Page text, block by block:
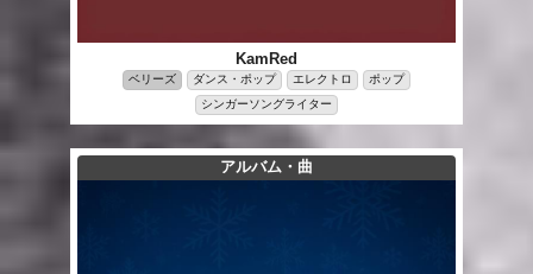
KamRed
ベリーズ ダンス・ポップ エレクトロ
ポップ
シンガーソングライター
アルバム・曲